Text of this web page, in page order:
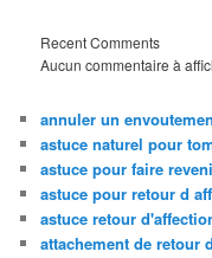
Recent Comments
Aucun commentaire à
annuler un
astuce naturel pour
astuce pour faire
astuce pour retour d
astuce retour
attachement de retour